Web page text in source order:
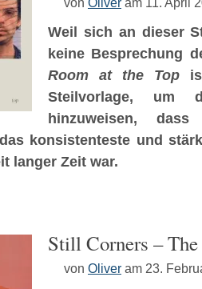
Weil sich an dieser
keine Besprechung
Room at the Top
Steilvorlage, um
hinzuweisen,
konsistenteste und
langer Zeit war.
Still Corners –
von Oliver am 23.